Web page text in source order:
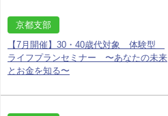
京都支部
【7月開催】30・40歳代対象 体験型
ライフプランセミナー 〜あなたの未来
とお金を知る〜